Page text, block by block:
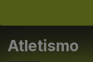
Atletismo